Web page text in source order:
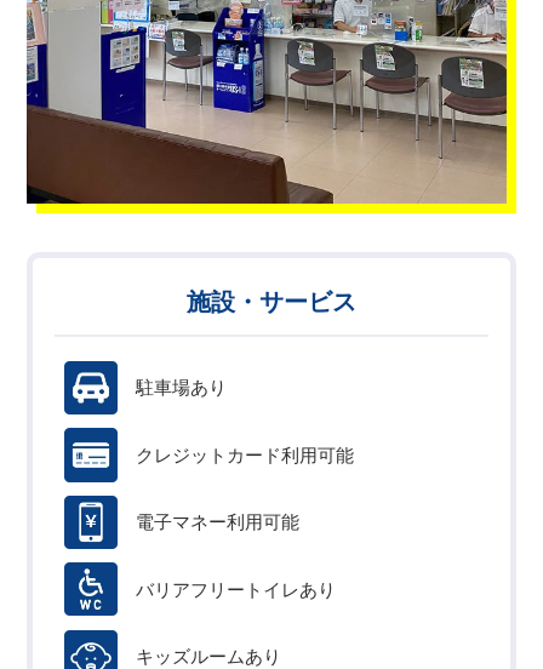
施設・サービス
駐車場あり
クレジットカード利用可能
電子マネー利用可能
バリアフリートイレあり
キッズルームあり